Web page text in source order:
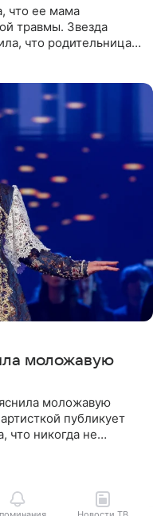
что ее мама
травмы. Звезда
что родительница
моложавую
моложавую
публикует
что никогда не